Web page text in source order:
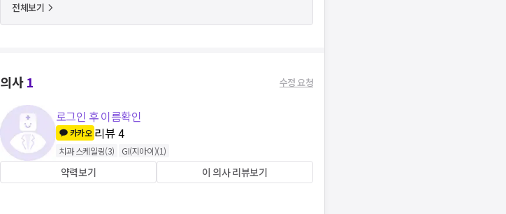
전체보기
의사1 수정 요청
로그인 후 이름확인
카카오 리뷰4
치과 스케일링(3) GI(지아이)(1)
약력보기 이 의사 리뷰보기